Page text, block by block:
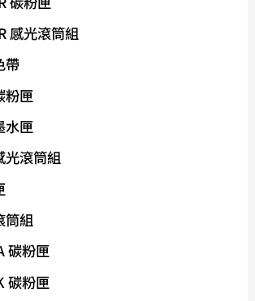
感光滾筒組
帶
粉匣
水匣
光滾筒組
筒組
碳粉匣
碳粉匣